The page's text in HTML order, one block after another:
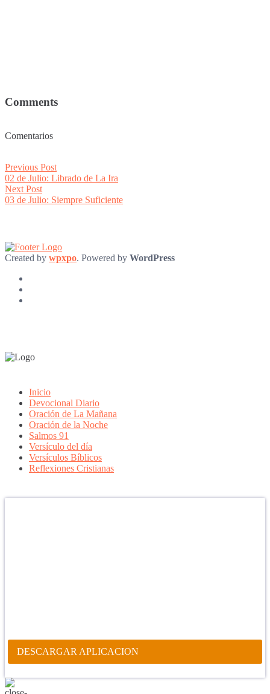
Comments
Comentarios
Post
navigation
Previous PostPrevious
post:
02 de Julio: Librado de La Ira
Next PostNext
post:
03 de Julio: Siempre Suficiente
Created by wpxpo. Powered by WordPress
Inicio
Devocional Diario
Oración de La Mañana
Oración de la Noche
Salmos 91
Versículo del día
Versículos Bíblicos
Reflexiones Cristianas
DESCARGAR APLICACION